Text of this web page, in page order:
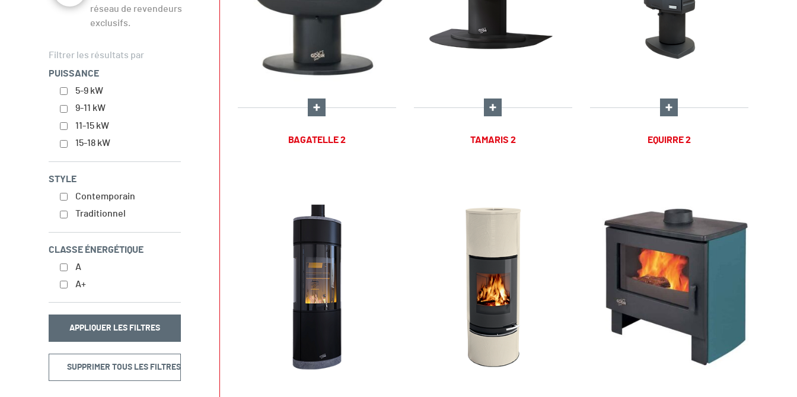
réseau de revendeurs
exclusifs.
Filtrer les résultats par
PUISSANCE
5-9 kW
9-11 kW
11-15 kW
15-18 kW
STYLE
Contemporain
Traditionnel
CLASSE ÉNERGÉTIQUE
A
A+
BAGATELLE 2 TAMARIS 2 EQUIRRE 2